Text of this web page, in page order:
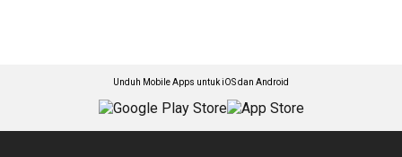
Unduh Mobile Apps untuk iOS dan Android